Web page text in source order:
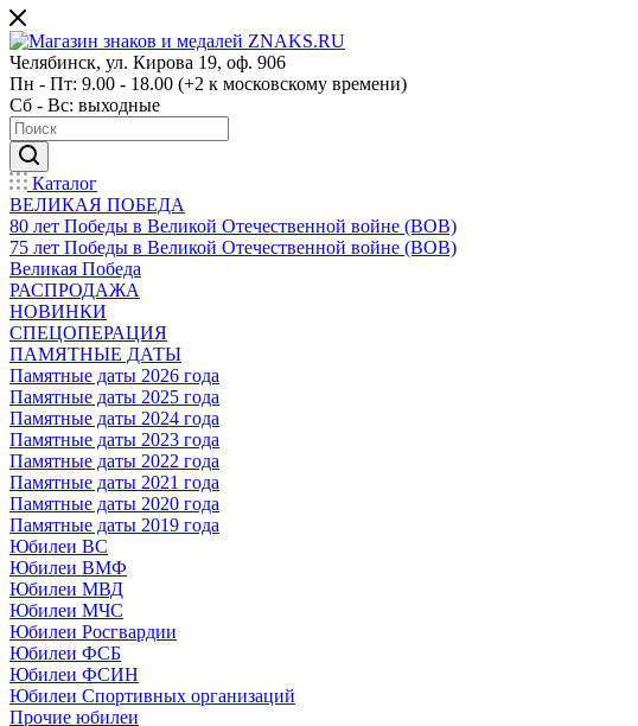
Челябинск, ул. Кирова 19, оф. 906
Пн - Пт: 9.00 - 18.00 (+2 к московскому времени)
Сб - Вс: выходные
Каталог
ВЕЛИКАЯ ПОБЕДА
80 лет Победы в Великой Отечественной войне (ВОВ)
75 лет Победы в Великой Отечественной войне (ВОВ)
Великая Победа
РАСПРОДАЖА
НОВИНКИ
СПЕЦОПЕРАЦИЯ
ПАМЯТНЫЕ ДАТЫ
Памятные даты 2026 года
Памятные даты 2025 года
Памятные даты 2024 года
Памятные даты 2023 года
Памятные даты 2022 года
Памятные даты 2021 года
Памятные даты 2020 года
Памятные даты 2019 года
Юбилеи ВС
Юбилеи ВМФ
Юбилеи МВД
Юбилеи МЧС
Юбилеи Росгвардии
Юбилеи ФСБ
Юбилеи ФСИН
Юбилеи Спортивных организаций
Прочие юбилеи